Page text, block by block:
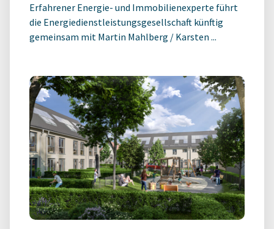
Erfahrener Energie- und Immobilienexperte führt
die Energiedienstleistungsgesellschaft künftig
gemeinsam mit Martin Mahlberg / Karsten ...